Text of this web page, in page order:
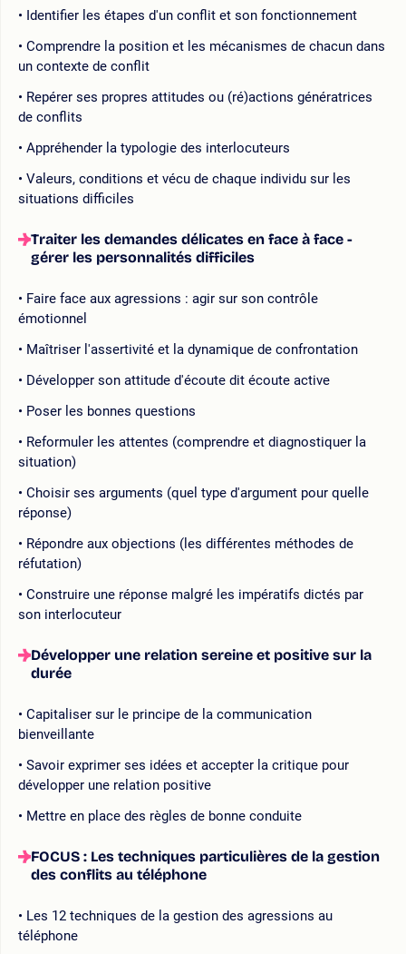
Identifier les étapes d'un conflit et son fonctionnement
Comprendre la position et les mécanismes de chacun dans
un contexte de conflit
Repérer ses propres attitudes ou (ré)actions génératrices
de conflits
Appréhender la typologie des interlocuteurs
Valeurs, conditions et vécu de chaque individu sur les
situations difficiles
Traiter les demandes délicates en face à face -
gérer les personnalités difficiles
Faire face aux agressions : agir sur son contrôle
émotionnel
Maîtriser l'assertivité et la dynamique de confrontation
Développer son attitude d'écoute dit écoute active
Poser les bonnes questions
Reformuler les attentes (comprendre et diagnostiquer la
situation)
Choisir ses arguments (quel type d'argument pour quelle
réponse)
Répondre aux objections (les différentes méthodes de
réfutation)
Construire une réponse malgré les impératifs dictés par
son interlocuteur
Développer une relation sereine et positive sur la
durée
Capitaliser sur le principe de la communication
bienveillante
Savoir exprimer ses idées et accepter la critique pour
développer une relation positive
Mettre en place des règles de bonne conduite
FOCUS : Les techniques particulières de la gestion
des conflits au téléphone
Les 12 techniques de la gestion des agressions au
téléphone